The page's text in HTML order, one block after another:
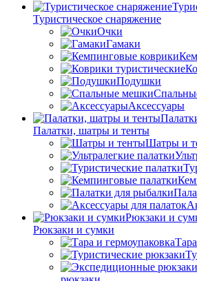
Туристическое снаряжение
Очки
Гамаки
Подушки
Аксессуары
Палатки, шатры и тенты
Шатры и
Рюкзаки и
Рюкзаки и сумки